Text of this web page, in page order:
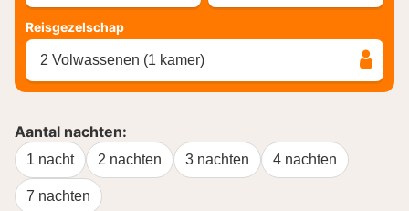
Reisgezelschap
2 Volwassenen (1 kamer)
Aantal nachten:
1 nacht 2 nachten 3 nachten 4 nachten
7 nachten